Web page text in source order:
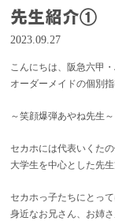
先生紹介①
2023.09.27
こんにちは、阪急六甲・
オーダーメイドの個別指
～笑顔爆弾あやね先生～
セカホには代表いくたの
大学生を中心とした先生
セカホっ子たちにとっ
身近なお兄さん、お姉さ